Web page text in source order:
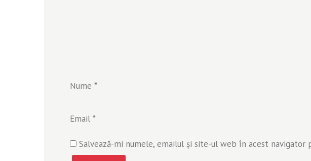
Nume *
Email *
Salvează-mi numele, emailul și site-ul web în acest